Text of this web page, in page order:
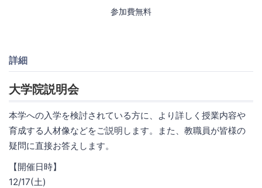
参加費無料
詳細
大学院説明会
本学への入学を検討されている方に、より詳しく授業内容や
育成する人材像などをご説明します。また、教職員が皆様の
疑問に直接お答えします。
【開催日時】
12/17(土)